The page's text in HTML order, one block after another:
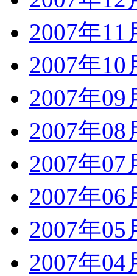
2007年11
2007年10
2007年09
2007年08
2007年07
2007年06
2007年05
2007年04